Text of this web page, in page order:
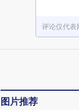
评论仅代表
图片推荐